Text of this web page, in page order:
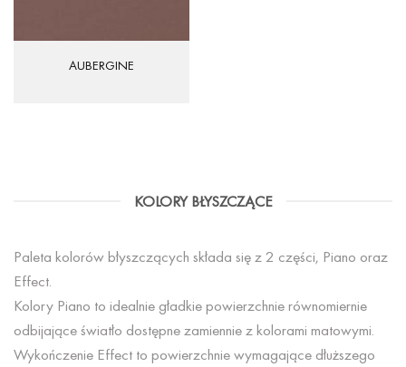
AUBERGINE
KOLORY BŁYSZCZĄCE
Paleta kolorów błyszczących składa się z 2 części, Piano oraz
Effect.
Kolory Piano to idealnie gładkie powierzchnie równomiernie
odbijające światło dostępne zamiennie z kolorami matowymi.
Wykończenie Effect to powierzchnie wymagające dłuższego